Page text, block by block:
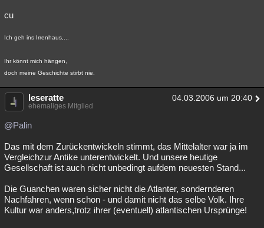
cu
Ich geh ins Irrenhaus,...
Ihr könnt mich hängen,
doch meine Geschichte stirbt nie.
leseratte 04.03.2006 um 20:40
ehemaliges Mitglied
@Palin
Das mit dem Zurückentwickeln stimmt, das Mittelalter war ja im
Vergleichzur Antike unterentwickelt. Und unsere heutige
Gesellschaft ist auch nicht unbedingt aufdem neuesten Stand...
Die Guanchen waren sicher nicht die Atlanter, sondernderen
Nachfahren, wenn schon - und damit nicht das selbe Volk. Ihre
Kultur war anders,trotz ihrer (eventuell) atlantischen Ursprünge!